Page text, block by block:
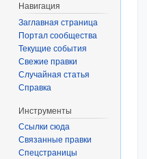
Навигация
Заглавная страница
Портал сообщества
Текущие события
Свежие правки
Случайная статья
Справка
Инструменты
Ссылки сюда
Связанные правки
Спецстраницы